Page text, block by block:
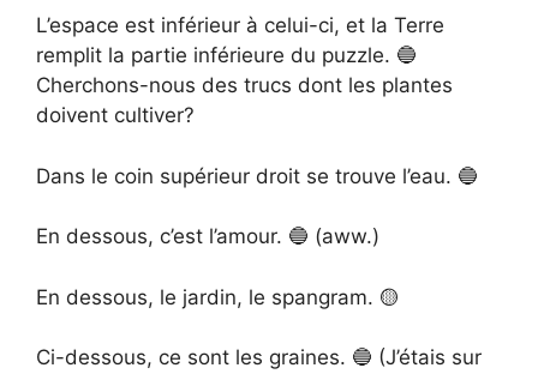
L’espace est inférieur à celui-ci, et la Terre
remplit la partie inférieure du puzzle. 🔵
Cherchons-nous des trucs dont les plantes
doivent cultiver?
Dans le coin supérieur droit se trouve l’eau. 🔵
En dessous, c’est l’amour. 🔵 (aww.)
En dessous, le jardin, le spangram. 🟡
Ci-dessous, ce sont les graines. 🔵 (J’étais sur